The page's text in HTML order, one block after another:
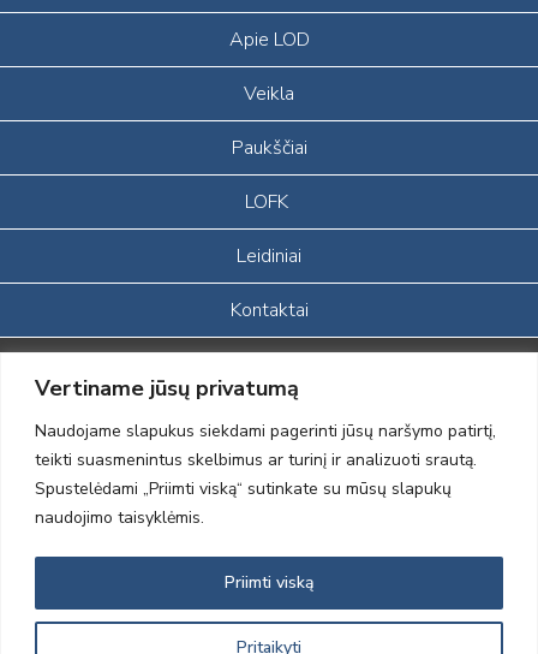
Vertiname jūsų privatumą
Naudojame slapukus siekdami pagerinti jūsų naršymo patirtį,
teikti suasmenintus skelbimus ar turinį ir analizuoti srautą.
Spustelėdami „Priimti viską“ sutinkate su mūsų slapukų
naudojimo taisyklėmis.
Pritaikyti
Priimti viską
Apie LOD
Veikla
Paukščiai
LOFK
Leidiniai
Kontaktai
Portalas sukurtas įgyvendinant Lietuvos Respublikos, Europos
ekonominės erdvės ir Norvegijos finansinių mechanizmų iš dalies
finansuojamą paprojektį
„LOD visuomeninės /gamtosauginės veiklos sustiprinimas ir įvaizdžio
formavimas įtraukiant visuomenę į aplinkosauginių tyrimų veiklą“
(paprojekčio
įgyvendinimo sutarties numeris 2004-LT0008-NVO-1EEE/NOR-02-
2012 © Lietuvos Ornitologų Draugija © 2014, Visos teisės saugomos